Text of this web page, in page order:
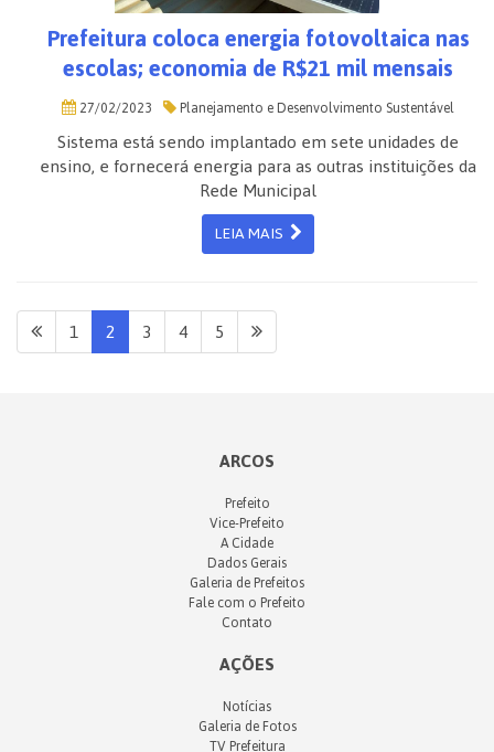
Prefeitura coloca energia fotovoltaica nas
escolas; economia de R$21 mil mensais
27/02/2023 Planejamento e Desenvolvimento Sustentável
Sistema está sendo implantado em sete unidades de
ensino, e fornecerá energia para as outras instituições da
Rede Municipal
LEIA MAIS
1 2 3 4 5
ARCOS
Prefeito
Vice-Prefeito
A Cidade
Dados Gerais
Galeria de Prefeitos
Fale com o Prefeito
Contato
AÇÕES
Notícias
Galeria de Fotos
TV Prefeitura